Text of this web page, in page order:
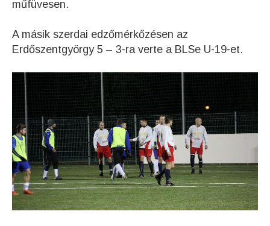
műfüvesen.
A másik szerdai edzőmérkőzésen az
Erdőszentgyörgy 5 – 3-ra verte a BLSe U-19-et.